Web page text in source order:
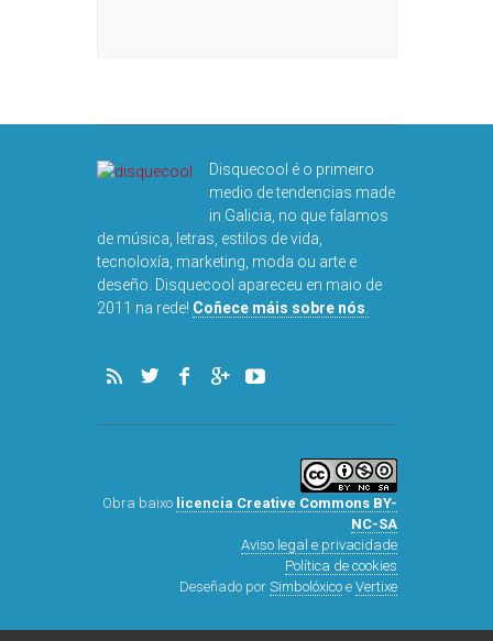
Disquecool é o primeiro
medio de tendencias made
in Galicia, no que falamos
de música, letras, estilos de vida,
tecnoloxía, marketing, moda ou arte e
deseño. Disquecool apareceu en maio de
2011 na rede! Coñece máis sobre nós
Obra baixo licencia Creative Commons BY-
NC-SA
Aviso legal e privacidade
Política de cookies
Deseñado por Simbolóxicoe Vertixe